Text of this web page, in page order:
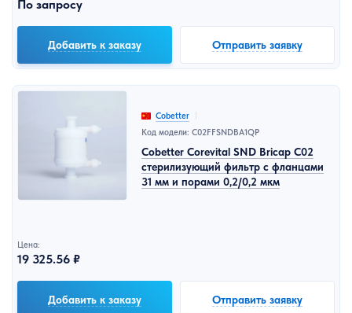
По запросу
Добавить к заказу Отправить заявку
Cobetter
Код модели: C02FFSNDBA1QP
Cobetter Corevital SND Bricap C02
стерилизующий фильтр с фланцами
31 мм и порами 0,2/0,2 мкм
Цена:
19 325.56 ₽
Добавить к заказу Отправить заявку